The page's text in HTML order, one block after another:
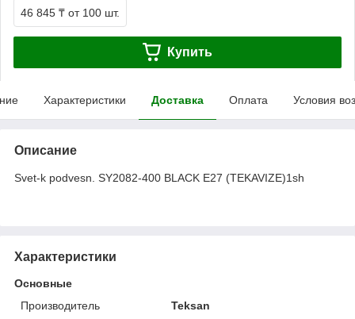
46 845 ₸ от 100 шт.
Купить
Характеристики Доставка Оплата Условия
Описание
Svet-k podvesn. SY2082-400 BLACK E27 (TEKAVIZE)1sh
Характеристики
Основные
Производитель
Teksan